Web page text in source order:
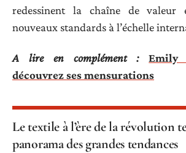
redessinent la chaîne de valeur
nouveaux standards à l’échelle
A lire en complément :
Emily
découvrez ses mensurations
Le textile à l’ère de la révolution
panorama des grandes tendances